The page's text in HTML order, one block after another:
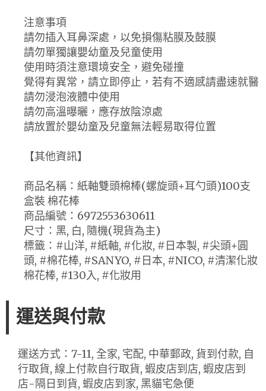
注意事項
請勿插入耳鼻深處，以免損傷粘膜及鼓膜
請勿單獨讓嬰幼童及兒童使用
使用時須注意環境安全，避免碰撞
覺得有異常，請立即停止，若有不適感請盡速就醫
請勿浸泡液體中使用
請勿高溫曝曬，應存放陰涼處
請放置於嬰幼童及兒童無法輕易取得位置
【其他資訊】
商品名稱：紙軸雙頭棉棒(螺旋頭+耳勺頭)100支
盒裝 棉花棒
商品編號：6972553630611
尺寸：黑, 白, 隨機(現貨為主)
標籤：#山洋, #紙軸, #化妝, #日本製, #尖頭+圓
頭, #棉花棒, #SANYO, #日本, #NICO, #清潔化妝
棉花棒, #130入, #化妝用
運送與付款
運送方式：7-11, 全家, 宅配, 中華郵政, 貨到付款, 自
行取貨, 線上付款自行取貨, 蝦皮店到店, 蝦皮店到
店-隔日到貨, 蝦皮店到家, 黑貓宅急便